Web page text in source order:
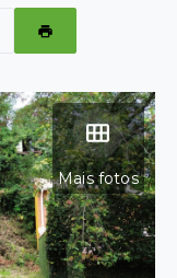
Mais fotos